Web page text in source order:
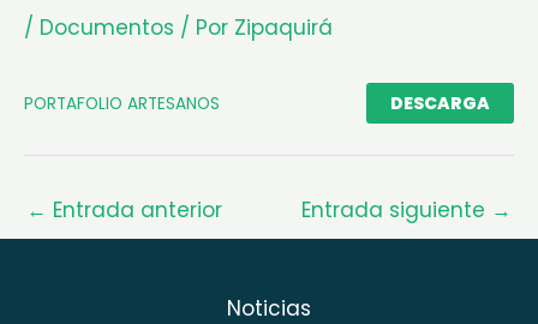
/ Documentos / Por Zipaquirá
PORTAFOLIO ARTESANOS DESCARGA
← Entrada anterior Entrada siguiente →
Noticias